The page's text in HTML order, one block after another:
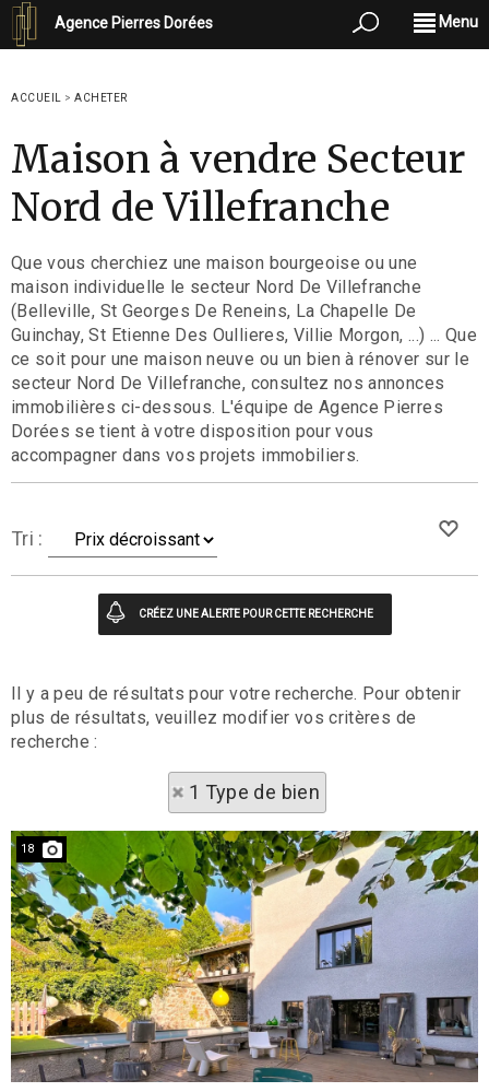
Agence Pierres Dorées Menu
ACCUEIL > ACHETER
Maison à vendre Secteur
Nord de Villefranche
Que vous cherchiez une maison bourgeoise ou une
maison individuelle le secteur Nord De Villefranche
(Belleville, St Georges De Reneins, La Chapelle De
Guinchay, St Etienne Des Oullieres, Villie Morgon, ...) ... Que
ce soit pour une maison neuve ou un bien à rénover sur le
secteur Nord De Villefranche, consultez nos annonces
immobilières ci-dessous. L'équipe de Agence Pierres
Dorées se tient à votre disposition pour vous
accompagner dans vos projets immobiliers.
Tri :
Il y a peu de résultats pour votre recherche. Pour obtenir
plus de résultats, veuillez modifier vos critères de
recherche :
1 Type de bien
18